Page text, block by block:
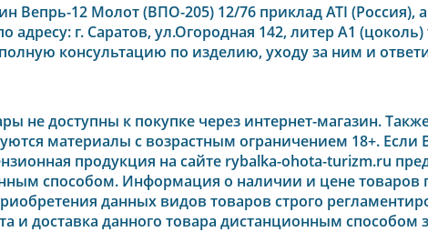
Вепрь-12 Молот (ВПО-205) 12/76 приклад ATI (Россия),
адресу: г. Саратов, ул.Огородная 142, литер А1 (цоколь)
консультацию по изделию, уходу за ним и
не доступны к покупке через интернет-магазин.
материалы с возрастным ограничением 18+.
продукция на сайте rybalka-ohota-turizm.ru
способом. Информация о наличии и цене товаров
данных видов товаров строго
и доставка данного товара дистанционным способом